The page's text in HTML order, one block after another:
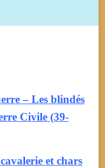
– Les blindés
Civile (39-
et chars